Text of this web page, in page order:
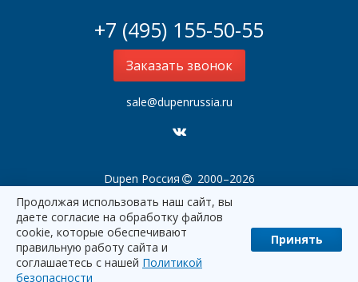
+7 (495) 155-50-55
Заказать звонок
sale@dupenrussia.ru
Dupen Россия 2000–2026
Продолжая использовать наш сайт, вы
даете согласие на обработку файлов
cookie, которые обеспечивают
правильную работу сайта и
соглашаетесь с нашей Политикой
безопасности
Принять